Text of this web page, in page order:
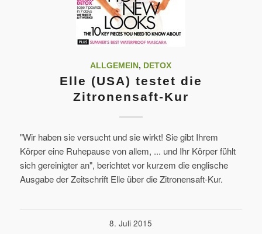
ALLGEMEIN , DETOX
Elle (USA) testet die
Zitronensaft-Kur
"Wir haben sie versucht und sie wirkt! Sie gibt Ihrem
Körper eine Ruhepause von allem, ... und Ihr Körper fühlt
sich gereinigter an", berichtet vor kurzem die englische
Ausgabe der Zeitschrift Elle über die Zitronensaft-Kur.
8. Juli 2015